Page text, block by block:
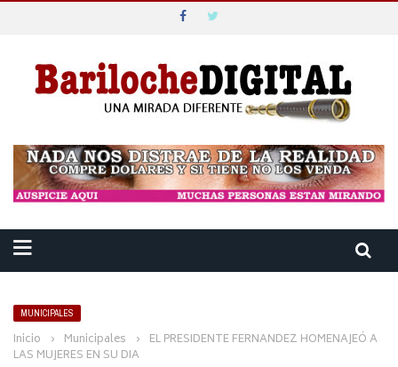
MUNICIPALES
Inicio › Municipales › EL PRESIDENTE FERNANDEZ HOMENAJEÓ A
LAS MUJERES EN SU DIA